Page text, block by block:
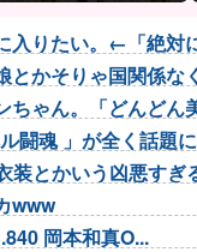
入りたい。←「絶対
とかそりゃ国関係な
ちゃん。「どんど
闘魂 」が全く話題
装とかいう凶悪すぎ
www
村上宗隆OPS.895 鈴木誠也OPS.840 岡本和真O...